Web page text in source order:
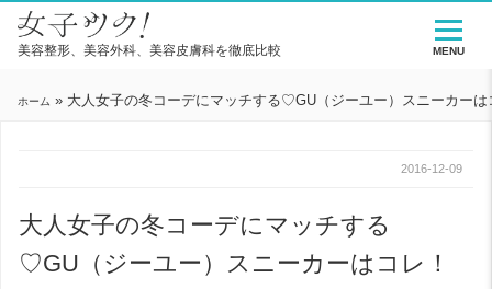
美容整形、美容外科、美容皮膚科を徹底比較
ホーム » 大人女子の冬コーデにマッチする♡GU（ジーユー）スニーカーは
2016-12-09
大人女子の冬コーデにマッチする
♡GU（ジーユー）スニーカーはコレ！
MENU